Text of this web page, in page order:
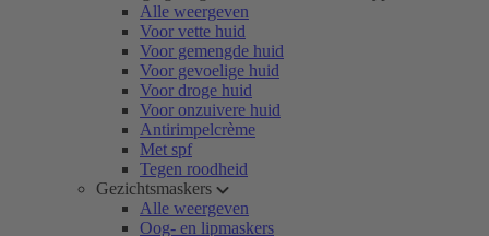
Alle weergeven
Voor vette huid
Voor gemengde huid
Voor gevoelige huid
Voor droge huid
Voor onzuivere huid
Antirimpelcrème
Met spf
Tegen roodheid
Gezichtsmaskers
Alle weergeven
Oog- en lipmaskers